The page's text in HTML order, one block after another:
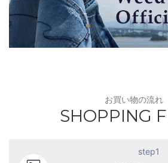
お買い物の流れ
SHOPPING
step1